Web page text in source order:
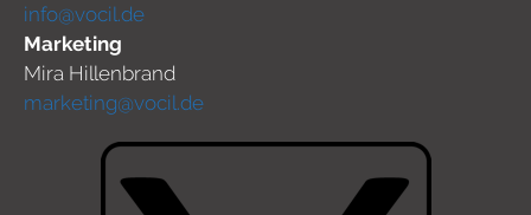
info@vocil.de
Marketing
Mira Hillenbrand
marketing@vocil.de